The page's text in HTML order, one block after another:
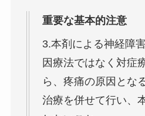
重要な基本的注意
3.本剤による神経障
因療法ではなく対症
ら、疼痛の原因とな
治療を併せて行い、